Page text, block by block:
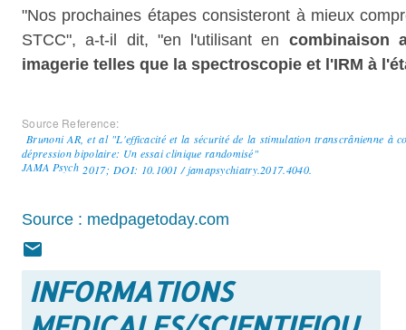
"Nos prochaines étapes consisteront à mieux
STCC", a-t-il dit, "en l'utilisant en combinaison
imagerie telles que la spectroscopie et l'IRM à
Source Reference:
Brunoni AR, et al "L'efficacité et la sécurité de la stimulation transcrânienne à
dépression bipolaire: Un essai clinique randomisé"
JAMA Psych 2017; DOI: 10.1001 / jamapsychiatry.2017.4040.
Source : medpagetoday.com
INFORMATIONS